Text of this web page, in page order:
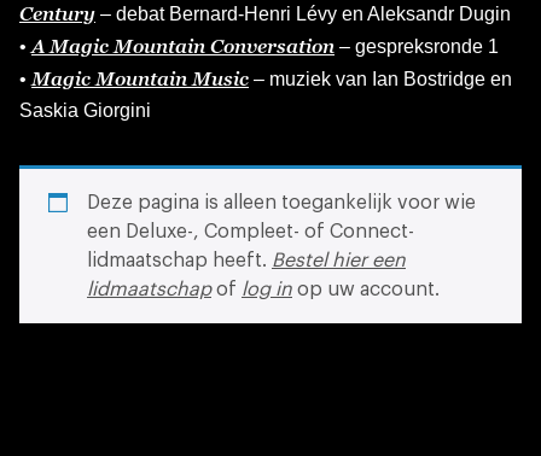
Century – debat Bernard-Henri Lévy en Aleksandr Dugin
• A Magic Mountain Conversation – gespreksronde 1
• Magic Mountain Music – muziek van Ian Bostridge en
Saskia Giorgini
Deze pagina is alleen toegankelijk voor wie
een Deluxe-, Compleet- of Connect-
lidmaatschap heeft. Bestel hier een
lidmaatschapof log in op uw account.